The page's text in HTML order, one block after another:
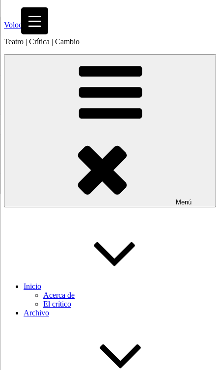
contenido
Volodia
Teatro | Crítica | Cambio
Menú
Inicio
Acerca de
El crítico
Archivo